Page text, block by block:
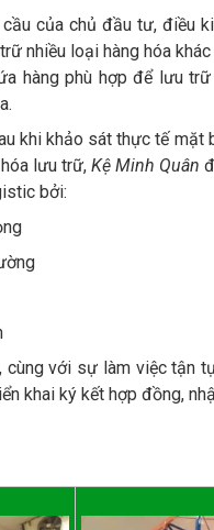
của chủ đầu tư, điều
nhiều loại hàng hóa
hàng phù hợp để lưu
khi khảo sát thực tế
lưu trữ, Kệ Minh Quân
bởi:
với sự làm việc tận
khai ký kết hợp đồng,